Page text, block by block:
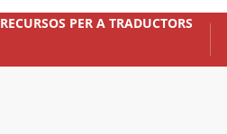
RECURSOS PER A TRADUCTORS